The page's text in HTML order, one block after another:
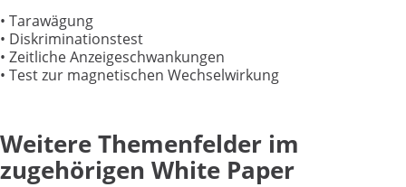
• Tarawägung
• Diskriminationstest
• Zeitliche Anzeigeschwankungen
• Test zur magnetischen Wechselwirkung
Weitere Themenfelder im
zugehörigen White Paper